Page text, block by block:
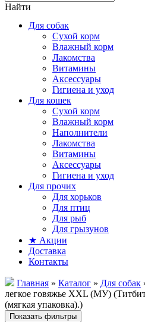
Найти
Для собак
Сухой корм
Влажный корм
Лакомства
Витамины
Аксессуары
Гигиена и уход
Для кошек
Сухой корм
Влажный корм
Наполнители
Лакомства
Витамины
Аксессуары
Гигиена и уход
Для прочих
Для хорьков
Для птиц
Для рыб
Для грызунов
★ Акции
Доставка
Контакты
Главная » Каталог » Для собак
легкое говяжье XXL (МУ)
(мягкая упаковка).)